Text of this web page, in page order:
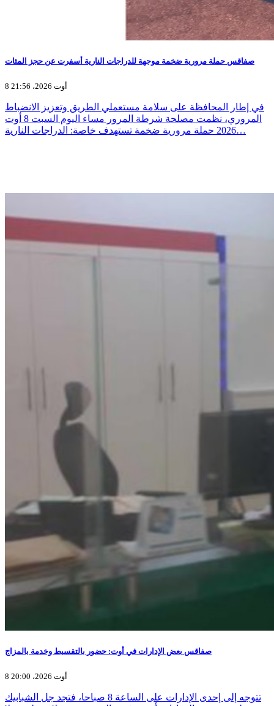
صفاقس حملة مرورية ضخمة موجهة للدراجات النارية أسفرت عن حجز المئات
8 أوت 2026، 21:56
في إطار المحافظة على سلامة مستعملي الطريق وتعزيز الانضباط
المروري، نظمت مصلحة شرطة المرور مساء اليوم السبت 8 أوت
2026 حملة مرورية ضخمة تستهدف خاصة: الدراجات النارية…
صفاقس بعض الإدارات في أوت: حضور بالتقسيط وخدمة بالمزاج
8 أوت 2026، 20:00
تتوجه إلى إحدى الإدارات على الساعة 8 صباحا، فتجد جل الشبابيك